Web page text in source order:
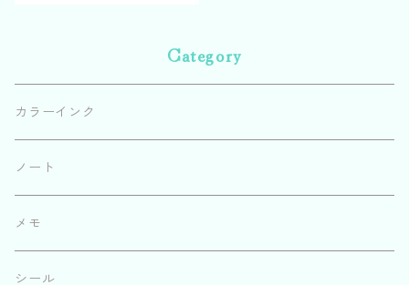
Category
カラーインク
ノート
メモ
シール